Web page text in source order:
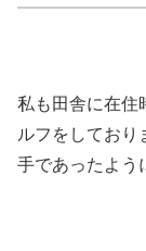
私も田舎に在住
ルフをしてお
手であったよう